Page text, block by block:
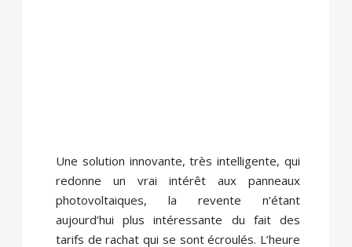
Une solution innovante, très intelligente, qui
redonne un vrai intérêt aux panneaux
photovoltaiques, la revente n’étant
aujourd’hui plus intéressante du fait des
tarifs de rachat qui se sont écroulés. L’heure